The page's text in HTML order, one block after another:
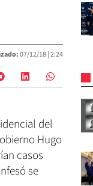
07/12/18 |2:24
del
Hugo
casos
se